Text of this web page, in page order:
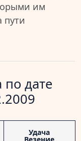
им
пути
дате
Удача
Везение